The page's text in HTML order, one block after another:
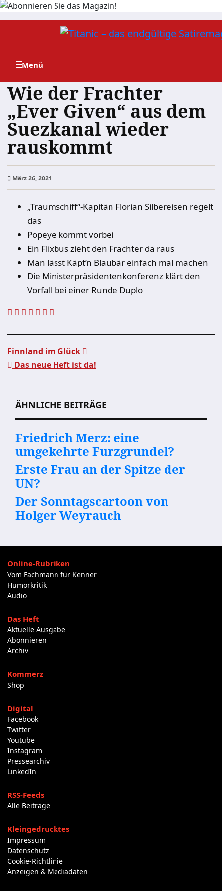
Zum
Wie der Frachter
„Ever Given“ aus dem
Suezkanal wieder
rauskommt
März 26, 2021
„Traumschiff“-Kapitän Florian Silbereisen regelt
das
Popeye kommt vorbei
Ein Flixbus zieht den Frachter da raus
Man lässt Käpt’n Blaubär einfach mal machen
Die Ministerpräsidentenkonferenz klärt den
Vorfall bei einer Runde Duplo
Finnland im Glück
Das neue Heft ist da!
ÄHNLICHE BEITRÄGE
Friedrich Merz: eine
umgekehrte Furzgrundel?
Erste Frau an der Spitze der
UN?
Der Sonntagscartoon von
Holger Weyrauch
Online-Rubriken
Vom Fachmann für Kenner
Humorkritik
Audio
Das Heft
Aktuelle Ausgabe
Abonnieren
Archiv
Kommerz
Shop
Digital
Facebook
Twitter
Youtube
Instagram
Pressearchiv
LinkedIn
RSS-Feeds
Alle Beiträge
Kleingedrucktes
Impressum
Datenschutz
Cookie-Richtlinie
Anzeigen & Mediadaten